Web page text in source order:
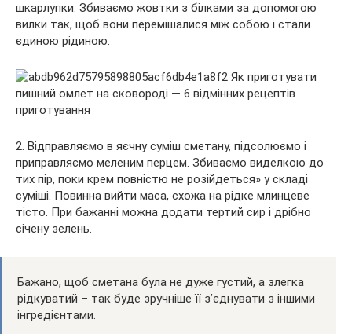
шкарлупки. Збиваємо жовтки з білками за допомогою
вилки так, щоб вони перемішалися між собою і стали
єдиною рідиною.
2. Відправляємо в яєчну суміш сметану, підсолюємо і
приправляємо меленим перцем. Збиваємо виделкою до
тих пір, поки крем повністю не розійдеться» у складі
суміші. Повинна вийти маса, схожа на рідке млинцеве
тісто. При бажанні можна додати тертий сир і дрібно
січену зелень.
Бажано, щоб сметана була не дуже густий, а злегка
рідкуватий – так буде зручніше її з’єднувати з іншими
інгредієнтами.